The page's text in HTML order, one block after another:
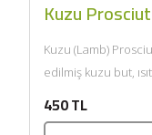
Kuzu
Kuzu (Lamb)
edilmiş kuzu but,
450 TL